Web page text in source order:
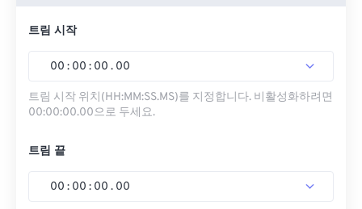
트림 시작
00 : 00 : 00 . 00
트림 시작 위치(HH:MM:SS.MS)를 지정합니다. 비활성화하려면
00:00:00.00으로 두세요.
트림 끝
00 : 00 : 00 . 00